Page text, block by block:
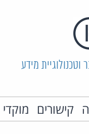
מידע
קישורים